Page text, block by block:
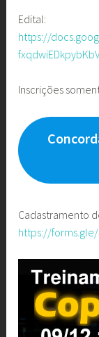
Edital:
https://
Inscrições
Cadastramento
https://forms.gle/